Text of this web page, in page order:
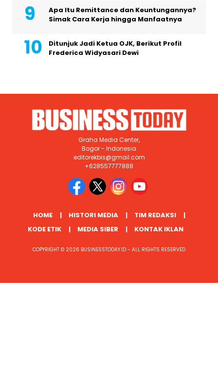
Apa Itu Remittance dan Keuntungannya?
Simak Cara Kerja hingga Manfaatnya
Ditunjuk Jadi Ketua OJK, Berikut Profil
Frederica Widyasari Dewi
Graha Media Center,
Bogor - Indonesia
editorekbis@gmail.com
+628557777888
HOME HISTORI MEDIA
TIM REDAKSI
KODE ETIK
MEDIA SIBER KONTAK IKLAN
COPYRIGHT © 2026 BUSINESSTODAY.ID - ALL RIGHTS RESERVED